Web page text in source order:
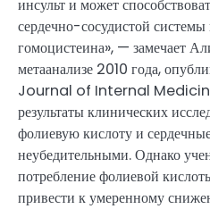
инсульт и может
сердечно-сосудистой
гомоцистеина», — замечает
метаанализе 2010 года,
Journal of Internal Medicine,
результаты клинических
фолиевую кислоту и
неубедительными. Однако
потребление фолиевой
привести к умеренному